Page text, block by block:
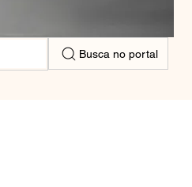
Busca no portal